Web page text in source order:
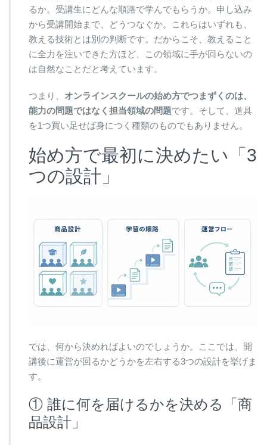
るか。受講生にどんな順路で学んでもらうか。申し込み
から受講開始まで、どうつなぐか。これらはいずれも、
教える技術とは別の判断です。だからこそ、教えること
に全力を注いできた方ほど、この領域に手が回らないの
は自然なことだと考えています。
つまり、 オンラインスクールの始め方でつまずくのは、
能力の問題ではなく担当領域の問題です。そして、道具
を1つ買い足せば身につく種類のものでもありません。
始め方で最初に決めたい「3
つの設計」
では、何から決めればよいのでしょうか。ここでは、開
講後に運営が回るかどうかを左右する3つの設計を挙げま
す。
① 誰に何を届けるかを決める「商
品設計」